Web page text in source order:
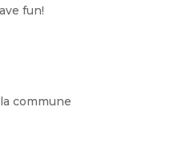
fun!
commune